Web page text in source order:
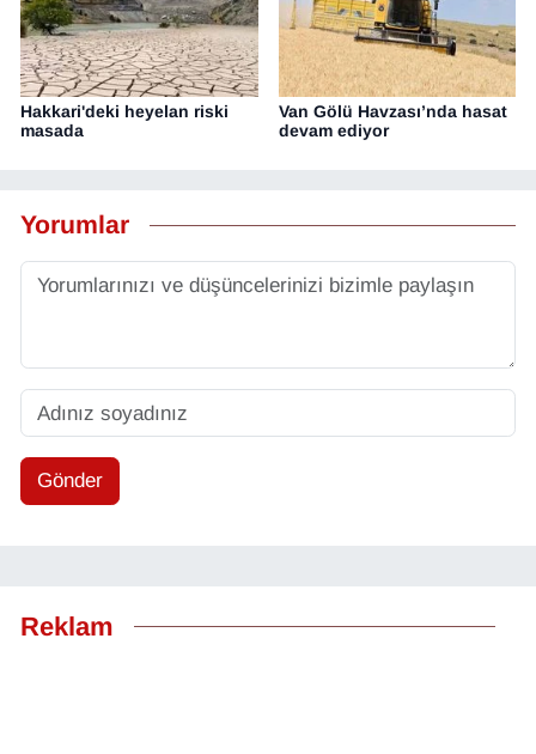
Hakkari'deki heyelan riski
masada
Van Gölü Havzası’nda hasat
devam ediyor
Yorumlar
Gönder
Reklam